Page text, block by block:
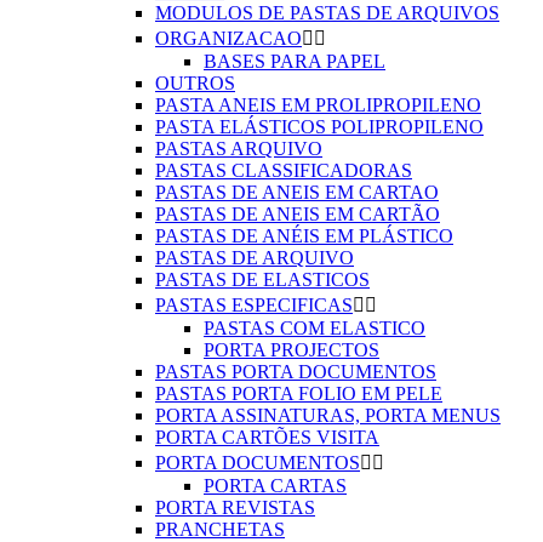
MODULOS DE PASTAS DE ARQUIVOS
ORGANIZACAO 
BASES PARA PAPEL
OUTROS
PASTA ANEIS EM PROLIPROPILENO
PASTA ELÁSTICOS POLIPROPILENO
PASTAS ARQUIVO
PASTAS CLASSIFICADORAS
PASTAS DE ANEIS EM CARTAO
PASTAS DE ANEIS EM CARTÃO
PASTAS DE ANÉIS EM PLÁSTICO
PASTAS DE ARQUIVO
PASTAS DE ELASTICOS
PASTAS ESPECIFICAS 
PASTAS COM ELASTICO
PORTA PROJECTOS
PASTAS PORTA DOCUMENTOS
PASTAS PORTA FOLIO EM PELE
PORTA ASSINATURAS, PORTA MENUS
PORTA CARTÕES VISITA
PORTA DOCUMENTOS 
PORTA CARTAS
PORTA REVISTAS
PRANCHETAS